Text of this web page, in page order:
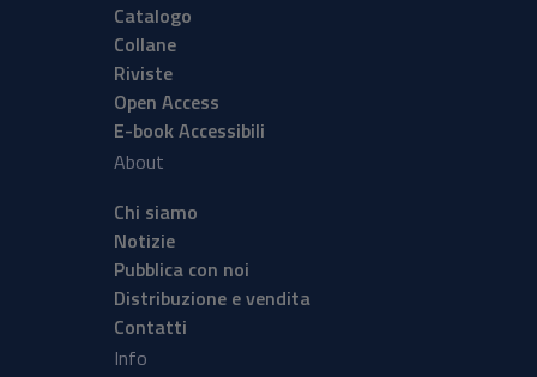
Catalogo
Collane
Riviste
Open Access
E-book Accessibili
About
Chi siamo
Notizie
Pubblica con noi
Distribuzione e vendita
Contatti
Info